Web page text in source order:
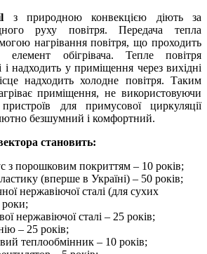
з природною конвекцією діють за
руху повітря. Передача тепла
нагрівання повітря, що проходить
елемент обігрівача. Тепле повітря
і надходить у приміщення через вихідні
надходить холодне повітря. Таким
приміщення, не використовуючи
для примусової циркуляції
безшумний і комфортний.
становить:
з порошковим покриттям – 10 років;
(вперше в Україні) – 50 років;
нержавіючої сталі (для сухих
нержавіючої сталі – 25 років;
– 25 років;
теплообмінник – 10 років;